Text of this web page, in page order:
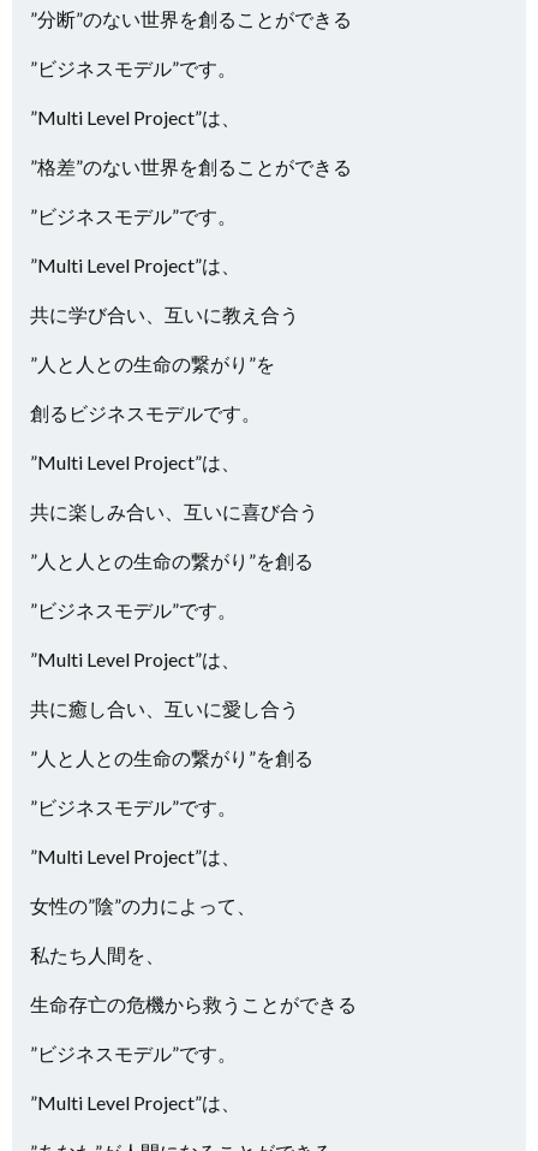
”分断”のない世界を創ることができる
”ビジネスモデル”です。
”Multi Level Project”は、
”格差”のない世界を創ることができる
”ビジネスモデル”です。
”Multi Level Project”は、
共に学び合い、互いに教え合う
”人と人との生命の繋がり”を
創るビジネスモデルです。
”Multi Level Project”は、
共に楽しみ合い、互いに喜び合う
”人と人との生命の繋がり”を創る
”ビジネスモデル”です。
”Multi Level Project”は、
共に癒し合い、互いに愛し合う
”人と人との生命の繋がり”を創る
”ビジネスモデル”です。
”Multi Level Project”は、
女性の”陰”の力によって、
私たち人間を、
生命存亡の危機から救うことができる
”ビジネスモデル”です。
”Multi Level Project”は、